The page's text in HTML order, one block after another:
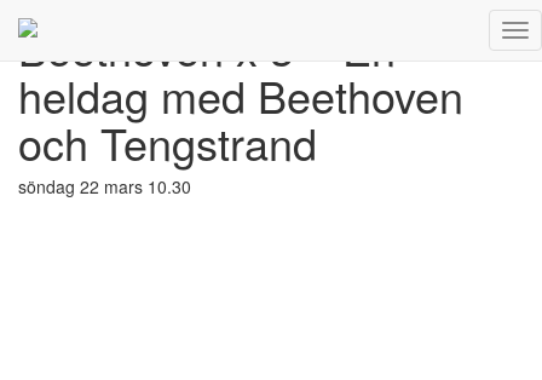
Beethoven
x
3
–
En
heldag
med
Beethoven
Beethoven x 3 – En
heldag med Beethoven
och Tengstrand
söndag 22 mars 10.30